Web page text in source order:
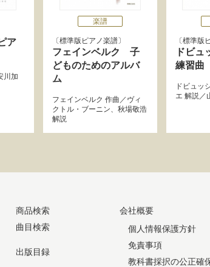
ア
川加
楽譜
標準版ピアノ楽譜
フェインベルク 子
どものためのアルバ
ム
フェインベルク 作曲／ ヴィ
クトル・ブーニン、 秋場敬浩
解説
標準版
ドビ
練習曲
ドビュッ
エ 解説／
商品検索
曲目検索
出版目録
会社概要
個人情報保護方針
免責事項
教科書採択の公正確